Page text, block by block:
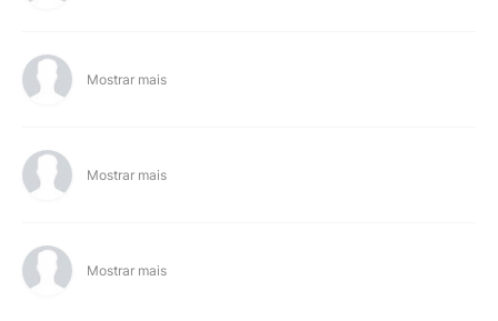
Mostrar mais
Mostrar mais
Mostrar mais